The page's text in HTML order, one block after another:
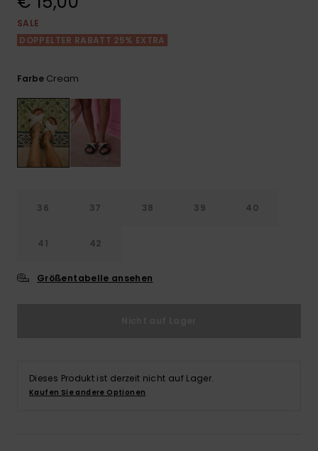
Shorts
ansehen
GESCHENKKARTE
SALE
DOPPELTER RABATT 25% EXTRA
Farbe Cream
36 37 38 39 40
41 42
Größentabelle ansehen
Dieses Produkt ist derzeit nicht auf Lager.
Kaufen Sie andere Optionen